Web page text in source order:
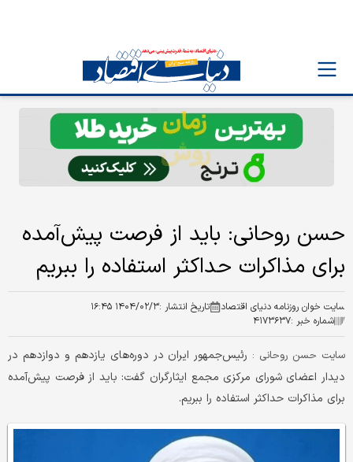
حسن روحانی: باید از فرصت پیش‌آمده
برای مذاکرات حداکثر استفاده را ببریم
سایت خوان روزنامه دنیای اقتصاد تاریخ انتشار :۱۴۰۴/۰۲/۳ ۱۶:۴۵
شماره خبر :۴۱۷۳۶۳۷
سایت حسن روحانی : رئیس‌جمهور ایران در دوره‌های یازدهم و دوازدهم در
دیدار اعضای شورای مرکزی مجمع ایثارگران گفت: باید از فرصت پیش‌آمده
برای مذاکرات حداکثر استفاده را ببریم.